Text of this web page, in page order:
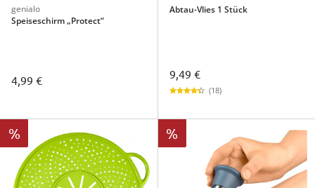
genialo
Speiseschirm „Protect“
4,99 €
Abtau-Vlies 1 Stück
9,49 €
(18)
% %